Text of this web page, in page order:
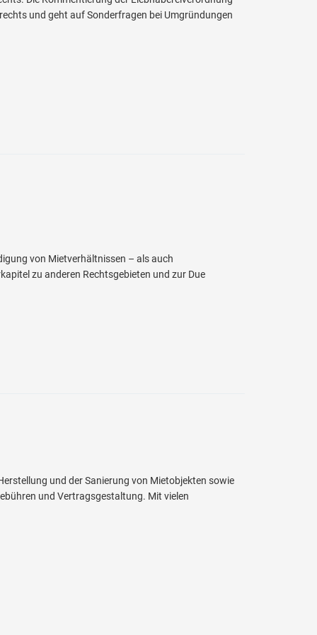
und geht auf Sonderfragen bei Umgründungen
von Mietverhältnissen – als auch
zu anderen Rechtsgebieten und zur Due
und der Sanierung von Mietobjekten sowie
und Vertragsgestaltung. Mit vielen